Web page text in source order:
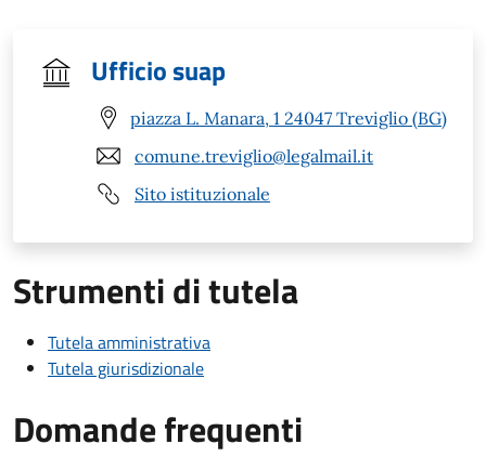
Ufficio suap
piazza L. Manara, 1 24047 Treviglio (BG)
comune.treviglio@legalmail.it
Sito istituzionale
Strumenti di tutela
Tutela amministrativa
Tutela giurisdizionale
Domande frequenti